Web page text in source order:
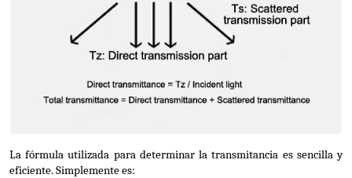
La fórmula utilizada para determinar la transmitancia es sencilla y
eficiente. Simplemente es: